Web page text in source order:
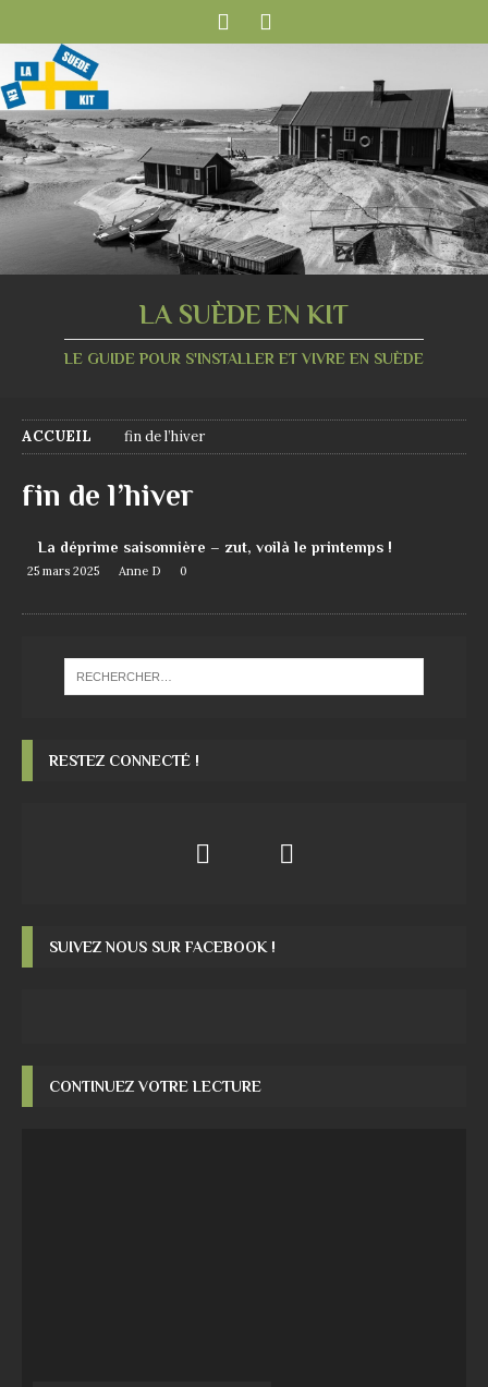
LA SUÈDE EN KIT
LE GUIDE POUR S'INSTALLER ET VIVRE EN SUÈDE
ACCUEIL fin de l’hiver
fin de l’hiver
La déprime saisonnière – zut, voilà le printemps !
25 mars 2025 Anne D 0
RESTEZ CONNECTÉ !
SUIVEZ NOUS SUR FACEBOOK !
CONTINUEZ VOTRE LECTURE